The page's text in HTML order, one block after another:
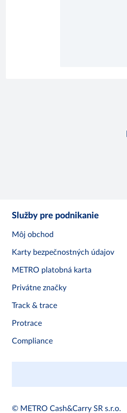
Služby pre podnikanie
Môj obchod
Karty bezpečnostných údajov
METRO platobná karta
Privátne značky
Track & trace
Protrace
Compliance
© METRO Cash&Carry SR s.r.o.